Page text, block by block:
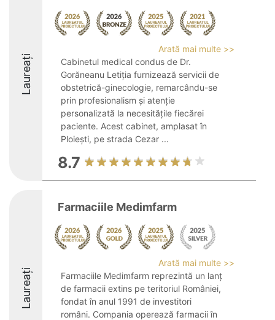
Laureați
Arată mai multe >>
Cabinetul medical condus de Dr.
Gorăneanu Letiția furnizează servicii de
obstetrică-ginecologie, remarcându-se
prin profesionalism și atenție
personalizată la necesitățile fiecărei
paciente. Acest cabinet, amplasat în
Ploiești, pe strada Cezar ...
8.7
Laureați
Farmaciile Medimfarm
Arată mai multe >>
Farmaciile Medimfarm reprezintă un lanț
de farmacii extins pe teritoriul României,
fondat în anul 1991 de investitori
români. Compania operează farmacii în